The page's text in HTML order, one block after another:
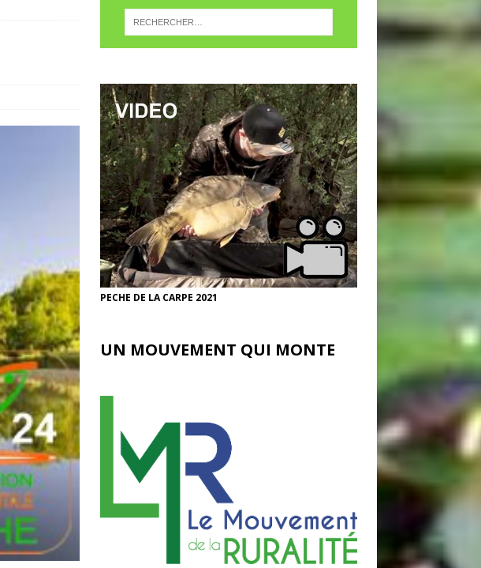
PECHE DE LA CARPE 2021
UN MOUVEMENT QUI MONTE